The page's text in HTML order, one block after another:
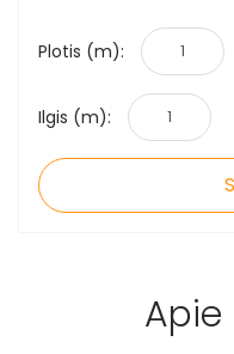
Plotis (m):
Ilgis (m):